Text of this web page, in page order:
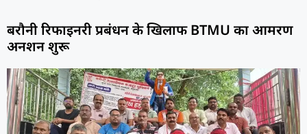
बरौनी रिफाइनरी प्रबंधन के खिलाफ BTMU का आमरण
अनशन शुरू